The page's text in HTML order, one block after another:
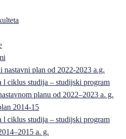
nastavni plan od 2022-2023 a.g.
l ciklus studija – studijski program
planu od 2022–2023 a. g.
2014-15
l ciklus studija – studijski program
a. g.